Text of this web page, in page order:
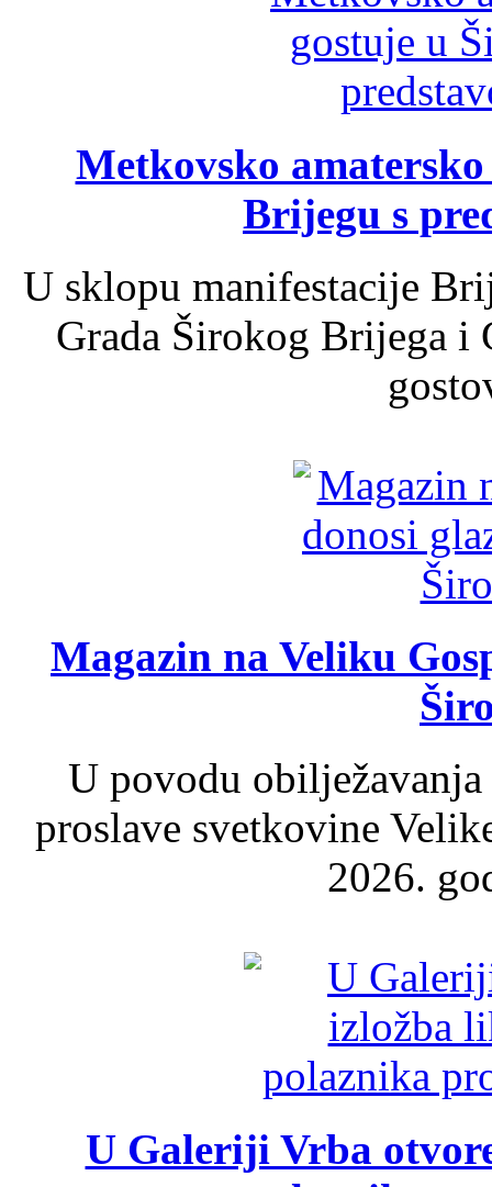
Metkovsko
Brijegu s
U sklopu manifestacije
Grada Širokog Brijega
Magazin na Veliku
U povodu
proslave svetkovine
2026.
U Galeriji Vrba